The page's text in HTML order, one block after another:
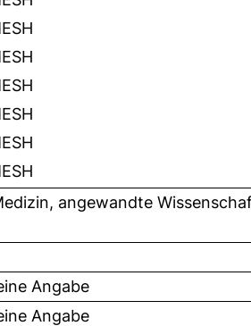
angewandte
Angabe
Angabe